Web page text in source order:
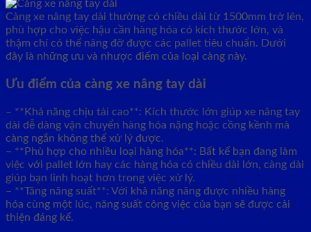
Càng xe nâng tay dài thường có chiều dài từ 1500mm trở lên,
phù hợp cho việc hậu cần hàng hóa có kích thước lớn, và
thậm chí có thể nâng đỡ được các pallet tiêu chuẩn. Dưới
đây là những ưu và nhược điểm của loại càng này.
Ưu điểm của càng xe nâng tay dài
– **Khả năng chịu tải cao**: Kích thước lớn giúp xe nâng tay
dài dễ dàng vận chuyển hàng hóa nặng hoặc cồng kềnh mà
càng ngắn không thể xử lý được.
– **Phù hợp cho nhiều loại hàng hóa**: Bất kể bạn đang làm
việc với pallet lớn hay các hàng hóa có chiều dài lớn, càng dài
giúp bạn linh hoạt hơn trong việc xử lý.
– **Tăng năng suất**: Với khả năng nâng được nhiều hàng
hóa cùng một lúc, năng suất công việc của bạn sẽ được cải
thiện đáng kể.